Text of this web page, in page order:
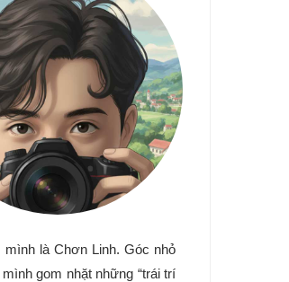
mình là Chơn Linh. Góc nhỏ
gom nhặt những “trái trí